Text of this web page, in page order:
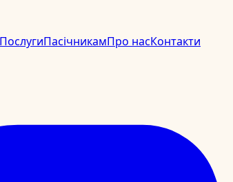
ПослугиПасічникамПро насКонтакти